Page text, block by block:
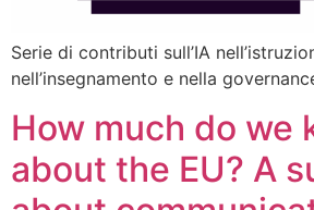
Serie di contributi sull’IA
nell’insegnamento e nella
How much do we
about the EU? A